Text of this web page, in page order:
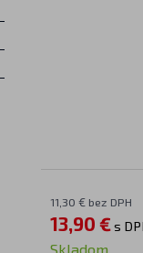
11,30 € bez DPH
13,90 € s
Skladom